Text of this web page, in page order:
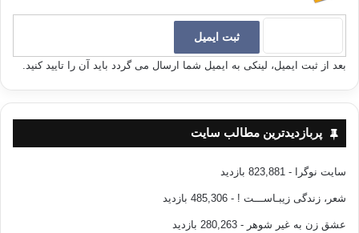
بعد از ثبت ایمیل، لینکی به ایمیل شما ارسال می گردد باید آن را تایید کنید.
پربازدیدترین مطالب سایت
سایت نوگرا - 823,881 بازدید
شعر، زندگی زیبـاســـت ! - 485,306 بازدید
عشق زن به غیر شوهر - 280,263 بازدید